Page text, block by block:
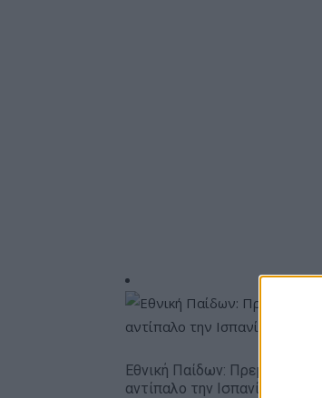
Εθνική Παίδων: Πρεμιέρα
αντίπαλο την Ισπανία (live